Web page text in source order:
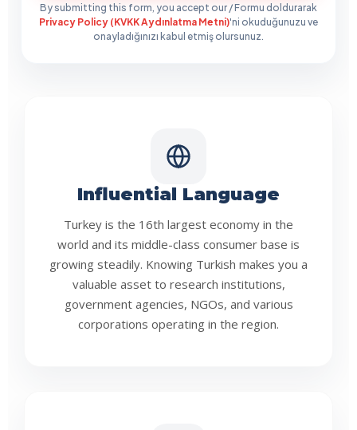
By submitting this form, you accept our / Formu doldurarak
Privacy Policy (KVKK Aydınlatma Metni)'ni okuduğunuzu ve
onayladığınızı kabul etmiş olursunuz.
Influential Language
Turkey is the 16th largest economy in the
world and its middle-class consumer base is
growing steadily. Knowing Turkish makes you a
valuable asset to research institutions,
government agencies, NGOs, and various
corporations operating in the region.